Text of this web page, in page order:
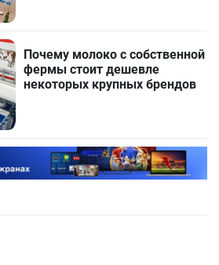
Почему молоко с собственной
фермы стоит дешевле
некоторых крупных брендов